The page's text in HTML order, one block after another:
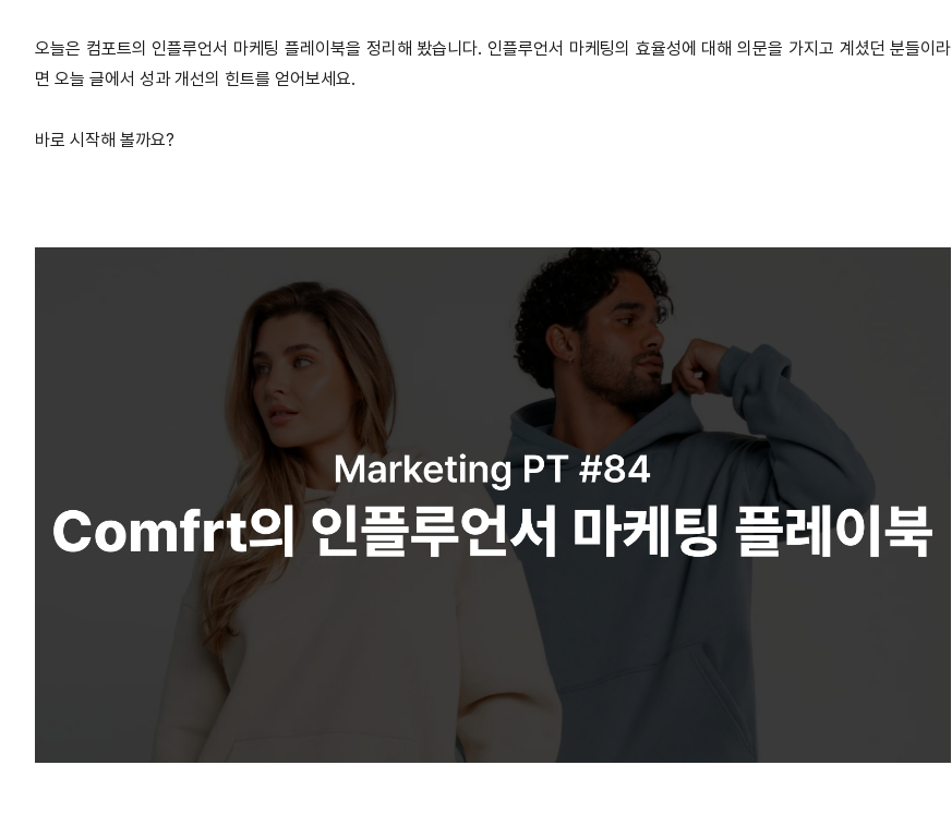
오늘은 컴포트의 인플루언서 마케팅 플레이북을 정리해 봤습니다. 인플루언서 마케팅의 효율성에 대해 의문을 가지고 계셨던 분들이라
면 오늘 글에서 성과 개선의 힌트를 얻어보세요.
바로 시작해 볼까요?